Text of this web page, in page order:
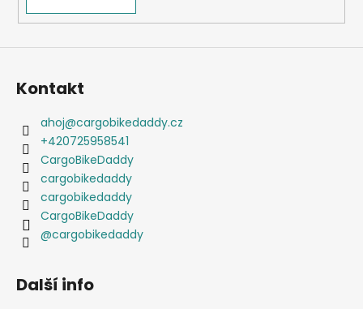
Kontakt
ahoj@cargobikedaddy.cz
+420725958541
CargoBikeDaddy
cargobikedaddy
cargobikedaddy
CargoBikeDaddy
@cargobikedaddy
Další info